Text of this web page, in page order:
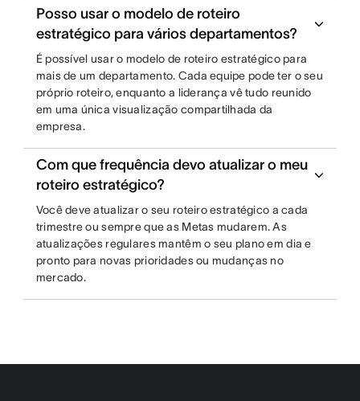
Posso usar o modelo de roteiro
estratégico para vários departamentos?
É possível usar o modelo de roteiro estratégico para
mais de um departamento. Cada equipe pode ter o seu
próprio roteiro, enquanto a liderança vê tudo reunido
em uma única visualização compartilhada da
empresa.
Com que frequência devo atualizar o meu
roteiro estratégico?
Você deve atualizar o seu roteiro estratégico a cada
trimestre ou sempre que as Metas mudarem. As
atualizações regulares mantêm o seu plano em dia e
pronto para novas prioridades ou mudanças no
mercado.